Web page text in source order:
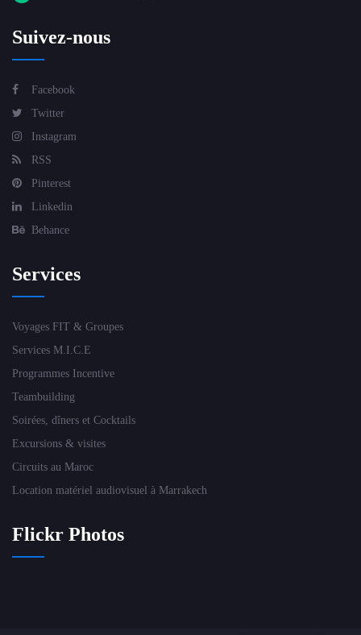
Suivez-nous
Facebook
Twitter
Instagram
RSS
Pinterest
Linkedin
Behance
Services
Voyages FIT & Groupes
Services M.I.C.E
Programmes Incentive
Teambuilding
Soirées, dîners et Cocktails
Excursions & visites
Circuits au Maroc
Location matériel audiovisuel à Marrakech
Flickr Photos